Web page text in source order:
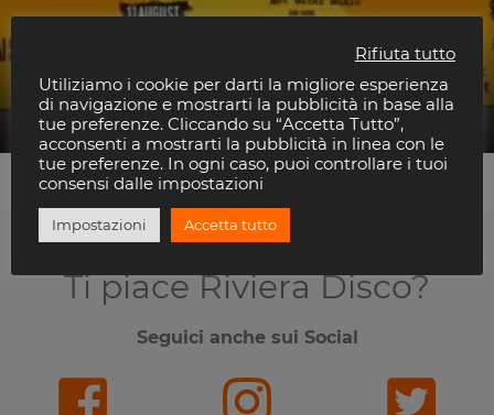
Get Up Kids
Beky Bay
Ti piace Riviera Disco?
Seguici anche sui Social
Rifiuta tutto
Utiliziamo i cookie per darti la migliore esperienza
di navigazione e mostrarti la pubblicità in base alla
tue preferenze. Cliccando su “Accetta Tutto”,
acconsenti a mostrarti la pubblicità in linea con le
tue preferenze. In ogni caso, puoi controllare i tuoi
consensi dalle impostazioni
Impostazioni Accetta tutto